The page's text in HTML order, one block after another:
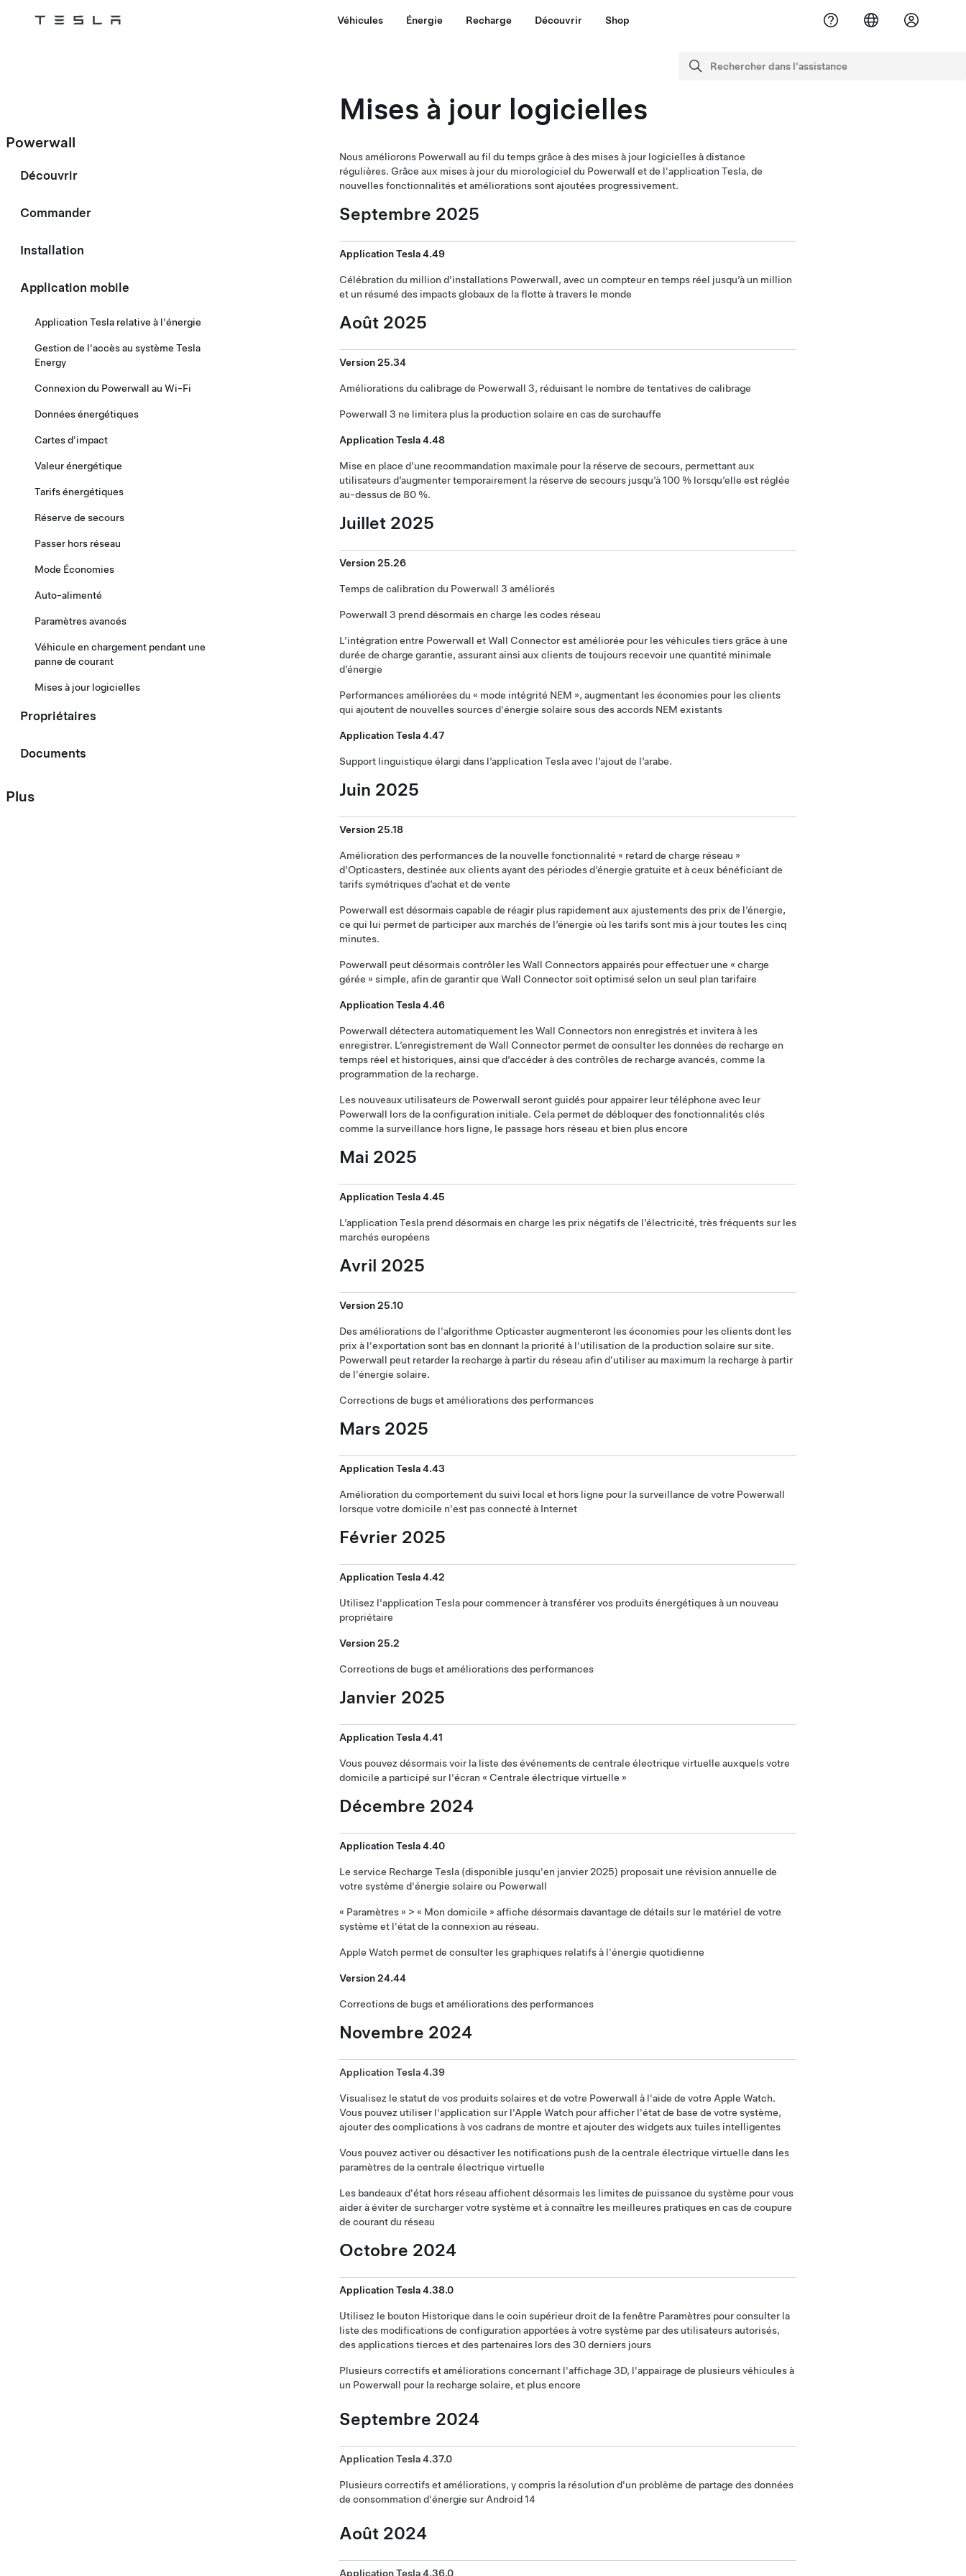
Tesla Véhicules Énergie Recharge Découvrir Shop
Rechercher dans l'assistance
recherche
Mises à jour logicielles
Nous améliorons Powerwall au fil du temps grâce à des mises à jour logicielles à distance
régulières. Grâce aux mises à jour du micrologiciel du Powerwall et de l'application Tesla, de
nouvelles fonctionnalités et améliorations sont ajoutées progressivement.
Septembre 2025
Application Tesla 4.49
Célébration du million d’installations Powerwall, avec un compteur en temps réel jusqu’à un million
et un résumé des impacts globaux de la flotte à travers le monde
Août 2025
Version 25.34
Améliorations du calibrage de Powerwall 3, réduisant le nombre de tentatives de calibrage
Powerwall 3 ne limitera plus la production solaire en cas de surchauffe
Application Tesla 4.48
Mise en place d’une recommandation maximale pour la réserve de secours, permettant aux
utilisateurs d’augmenter temporairement la réserve de secours jusqu’à 100 % lorsqu’elle est réglée
au-dessus de 80 %.
Juillet 2025
Version 25.26
Temps de calibration du Powerwall 3 améliorés
Powerwall 3 prend désormais en charge les codes réseau
L’intégration entre Powerwall et Wall Connector est améliorée pour les véhicules tiers grâce à une
durée de charge garantie, assurant ainsi aux clients de toujours recevoir une quantité minimale
d’énergie
Performances améliorées du « mode intégrité NEM », augmentant les économies pour les clients
qui ajoutent de nouvelles sources d'énergie solaire sous des accords NEM existants
Application Tesla 4.47
Support linguistique élargi dans l’application Tesla avec l’ajout de l’arabe.
Juin 2025
Version 25.18
Amélioration des performances de la nouvelle fonctionnalité « retard de charge réseau »
d’Opticasters, destinée aux clients ayant des périodes d’énergie gratuite et à ceux bénéficiant de
tarifs symétriques d’achat et de vente
Powerwall est désormais capable de réagir plus rapidement aux ajustements des prix de l’énergie,
ce qui lui permet de participer aux marchés de l’énergie où les tarifs sont mis à jour toutes les cinq
minutes.
Powerwall peut désormais contrôler les Wall Connectors appairés pour effectuer une « charge
gérée » simple, afin de garantir que Wall Connector soit optimisé selon un seul plan tarifaire
Application Tesla 4.46
Powerwall détectera automatiquement les Wall Connectors non enregistrés et invitera à les
enregistrer. L’enregistrement de Wall Connector permet de consulter les données de recharge en
temps réel et historiques, ainsi que d’accéder à des contrôles de recharge avancés, comme la
programmation de la recharge.
Les nouveaux utilisateurs de Powerwall seront guidés pour appairer leur téléphone avec leur
Powerwall lors de la configuration initiale. Cela permet de débloquer des fonctionnalités clés
comme la surveillance hors ligne, le passage hors réseau et bien plus encore
Mai 2025
Application Tesla 4.45
L’application Tesla prend désormais en charge les prix négatifs de l’électricité, très fréquents sur les
marchés européens
Avril 2025
Version 25.10
Des améliorations de l'algorithme Opticaster augmenteront les économies pour les clients dont les
prix à l'exportation sont bas en donnant la priorité à l'utilisation de la production solaire sur site.
Powerwall peut retarder la recharge à partir du réseau afin d'utiliser au maximum la recharge à partir
de l'énergie solaire.
Corrections de bugs et améliorations des performances
Mars 2025
Application Tesla 4.43
Amélioration du comportement du suivi local et hors ligne pour la surveillance de votre Powerwall
lorsque votre domicile n'est pas connecté à Internet
Février 2025
Application Tesla 4.42
Utilisez l'application Tesla pour commencer à transférer vos produits énergétiques à un nouveau
propriétaire
Version 25.2
Corrections de bugs et améliorations des performances
Janvier 2025
Application Tesla 4.41
Vous pouvez désormais voir la liste des événements de centrale électrique virtuelle auxquels votre
domicile a participé sur l'écran « Centrale électrique virtuelle »
Décembre 2024
Application Tesla 4.40
Le service Recharge Tesla (disponible jusqu'en janvier 2025) proposait une révision annuelle de
votre système d'énergie solaire ou Powerwall
« Paramètres » > « Mon domicile » affiche désormais davantage de détails sur le matériel de votre
système et l'état de la connexion au réseau.
Apple Watch permet de consulter les graphiques relatifs à l'énergie quotidienne
Version 24.44
Corrections de bugs et améliorations des performances
Novembre 2024
Application Tesla 4.39
Visualisez le statut de vos produits solaires et de votre Powerwall à l'aide de votre Apple Watch.
Vous pouvez utiliser l'application sur l'Apple Watch pour afficher l'état de base de votre système,
ajouter des complications à vos cadrans de montre et ajouter des widgets aux tuiles intelligentes
Vous pouvez activer ou désactiver les notifications push de la centrale électrique virtuelle dans les
paramètres de la centrale électrique virtuelle
Les bandeaux d'état hors réseau affichent désormais les limites de puissance du système pour vous
aider à éviter de surcharger votre système et à connaître les meilleures pratiques en cas de coupure
de courant du réseau
Octobre 2024
Application Tesla 4.38.0
Utilisez le bouton Historique dans le coin supérieur droit de la fenêtre Paramètres pour consulter la
liste des modifications de configuration apportées à votre système par des utilisateurs autorisés,
des applications tierces et des partenaires lors des 30 derniers jours
Plusieurs correctifs et améliorations concernant l'affichage 3D, l'appairage de plusieurs véhicules à
un Powerwall pour la recharge solaire, et plus encore
Septembre 2024
Application Tesla 4.37.0
Plusieurs correctifs et améliorations, y compris la résolution d'un problème de partage des données
de consommation d'énergie sur Android 14
Août 2024
Application Tesla 4.36.0
Powerwall
Découvrir
Commander
Installation
Application mobile
Application Tesla relative à l'énergie
Gestion de l'accès au système Tesla
Energy
Connexion du Powerwall au Wi-Fi
Données énergétiques
Cartes d'impact
Valeur énergétique
Tarifs énergétiques
Réserve de secours
Passer hors réseau
Mode Économies
Auto-alimenté
Paramètres avancés
Véhicule en chargement pendant une
panne de courant
Mises à jour logicielles
Propriétaires
Documents
Plus